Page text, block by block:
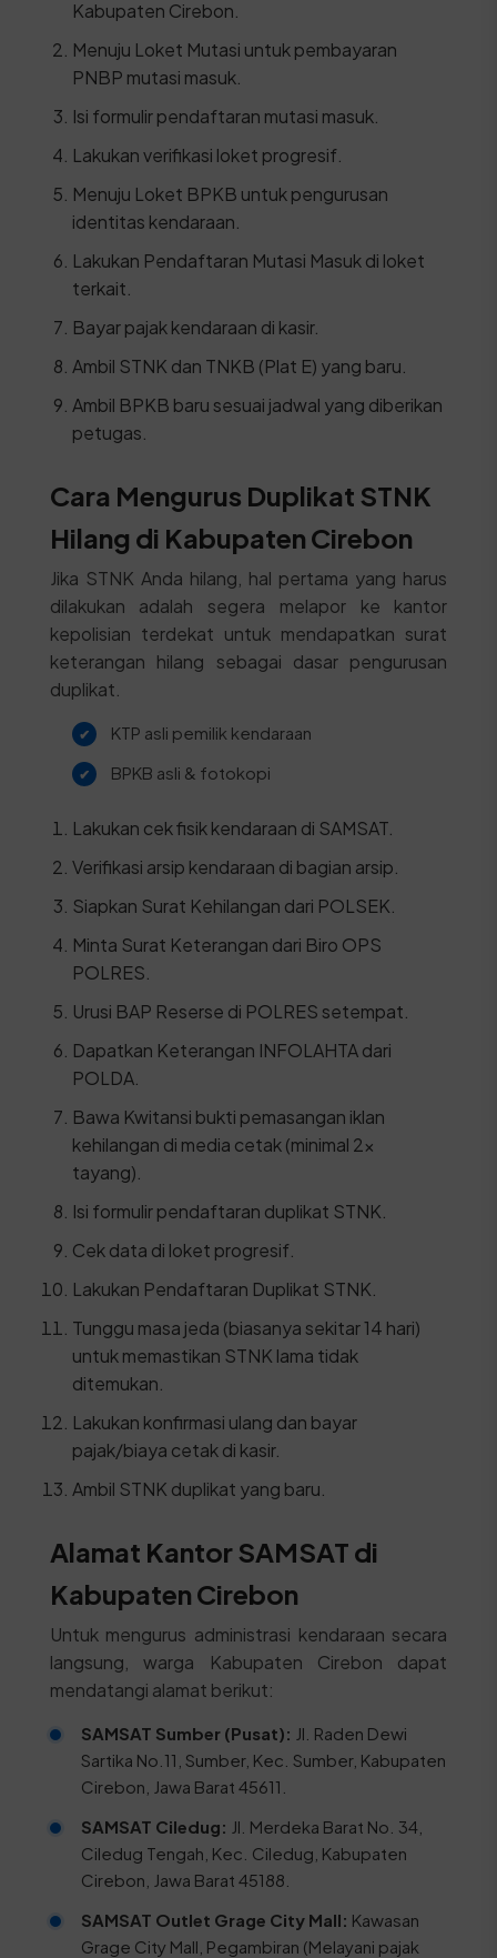
Kabupaten Cirebon.
Menuju Loket Mutasi untuk pembayaran
PNBP mutasi masuk.
Isi formulir pendaftaran mutasi masuk.
Lakukan verifikasi loket progresif.
Menuju Loket BPKB untuk pengurusan
identitas kendaraan.
Lakukan Pendaftaran Mutasi Masuk di loket
terkait.
Bayar pajak kendaraan di kasir.
Ambil STNK dan TNKB (Plat E) yang baru.
Ambil BPKB baru sesuai jadwal yang diberikan
petugas.
Cara Mengurus Duplikat STNK
Hilang di Kabupaten Cirebon
Jika STNK Anda hilang, hal pertama yang harus
dilakukan adalah segera melapor ke kantor
kepolisian terdekat untuk mendapatkan surat
keterangan hilang sebagai dasar pengurusan
duplikat.
KTP asli pemilik kendaraan
BPKB asli & fotokopi
Lakukan cek fisik kendaraan di SAMSAT.
Verifikasi arsip kendaraan di bagian arsip.
Siapkan Surat Kehilangan dari POLSEK.
Minta Surat Keterangan dari Biro OPS
POLRES.
Urusi BAP Reserse di POLRES setempat.
Dapatkan Keterangan INFOLAHTA dari
POLDA.
Bawa Kwitansi bukti pemasangan iklan
kehilangan di media cetak (minimal 2x
tayang).
Isi formulir pendaftaran duplikat STNK.
Cek data di loket progresif.
Lakukan Pendaftaran Duplikat STNK.
Tunggu masa jeda (biasanya sekitar 14 hari)
untuk memastikan STNK lama tidak
ditemukan.
Lakukan konfirmasi ulang dan bayar
pajak/biaya cetak di kasir.
Ambil STNK duplikat yang baru.
Alamat Kantor SAMSAT di
Kabupaten Cirebon
Untuk mengurus administrasi kendaraan secara
langsung, warga Kabupaten Cirebon dapat
mendatangi alamat berikut:
SAMSAT Sumber (Pusat): Jl. Raden Dewi
Sartika No.11, Sumber, Kec. Sumber, Kabupaten
Cirebon, Jawa Barat 45611.
SAMSAT Ciledug: Jl. Merdeka Barat No. 34,
Ciledug Tengah, Kec. Ciledug, Kabupaten
Cirebon, Jawa Barat 45188.
SAMSAT Outlet Grage City Mall: Kawasan
Grage City Mall, Pegambiran (Melayani pajak